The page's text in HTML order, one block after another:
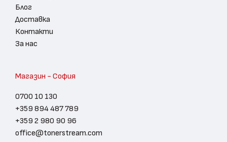
Блог
Доставка
Контакти
За нас
Магазин - София
0700 10 130
+359 894 487 789
+359 2 980 90 96
office@tonerstream.com